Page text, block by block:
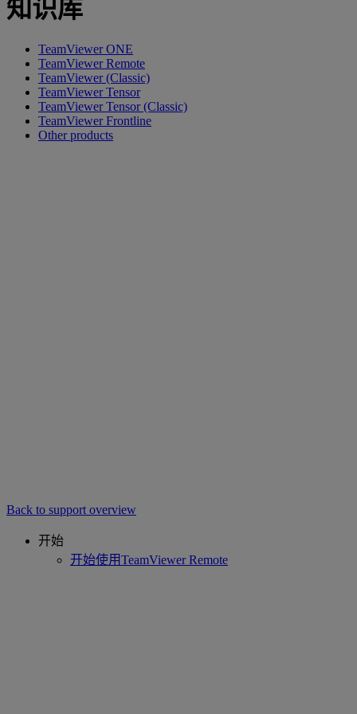
知识库
TeamViewer ONE
TeamViewer Remote
TeamViewer (Classic)
TeamViewer Tensor
TeamViewer Tensor (Classic)
TeamViewer Frontline
Other products
Back to support overview
开始
开始使用TeamViewer Remote